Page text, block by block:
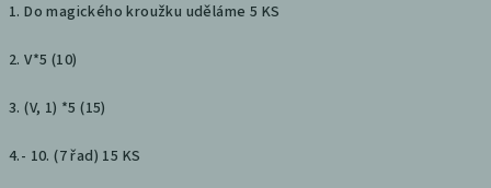
1. Do magického kroužku uděláme 5 KS
2. V*5 (10)
3. (V, 1) *5 (15)
4.- 10. (7 řad) 15 KS